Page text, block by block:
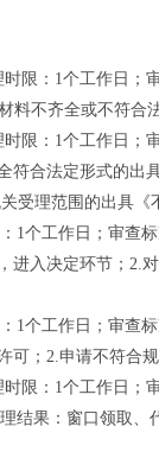
限：1个工作日
料不齐全或不符合
限：1个工作日
符合法定形式的
受理范围的出具《
1个工作日；审查
进入决定环节；2.
1个工作日；审查
可；2.申请不符合
限：1个工作日
结果：窗口领取